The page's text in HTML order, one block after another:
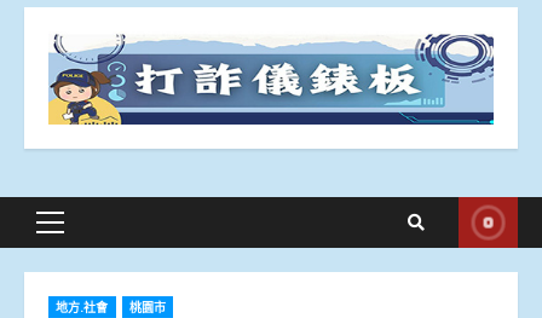
Primary
地方.社會 桃園市